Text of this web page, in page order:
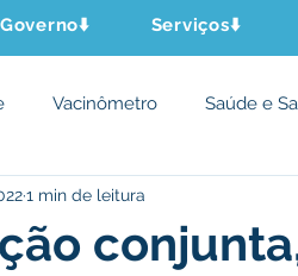
Serviços⬇️
Vacinômetro Saúde e
e Meio Ambiente
1 min de leitura